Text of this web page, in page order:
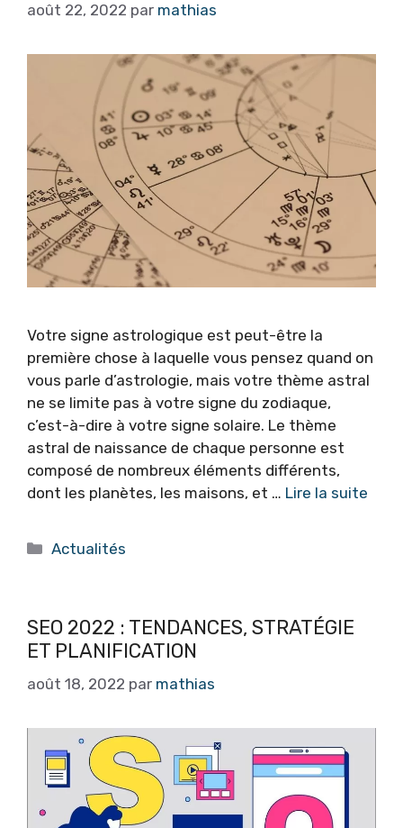
août 22, 2022 par mathias
Votre signe astrologique est peut-être la
première chose à laquelle vous pensez quand on
vous parle d’astrologie, mais votre thème astral
ne se limite pas à votre signe du zodiaque,
c’est-à-dire à votre signe solaire. Le thème
astral de naissance de chaque personne est
composé de nombreux éléments différents,
dont les planètes, les maisons, et … Lire la suite
Catégories
Actualités
SEO 2022 : TENDANCES, STRATÉGIE
ET PLANIFICATION
août 18, 2022 par mathias